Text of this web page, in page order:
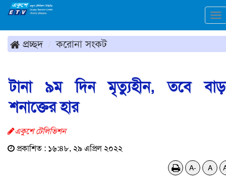
প্রচ্ছদ করোনা সংকট
টানা ৯ম দিন মৃত্যুহীন, তবে
শনাক্তের হার
একুশে টেলিভিশন
প্রকাশিত : ১৬:৪৮, ২৯ এপ্রিল ২০২২
A- A